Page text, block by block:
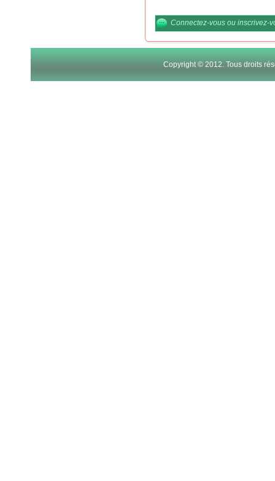
Connectez-vous ou inscrivez-
Copyright © 2012. Tous droits